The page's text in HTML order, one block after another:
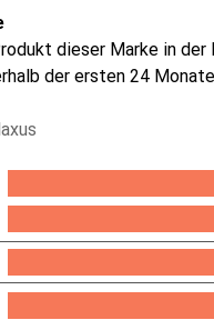
dieser Marke in der
der ersten 24
2.6%
2.6%
2.7%